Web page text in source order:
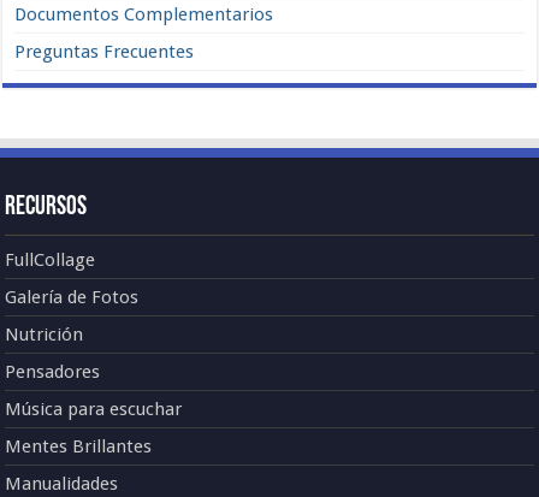
Documentos Complementarios
Preguntas Frecuentes
Recursos
FullCollage
Galería de Fotos
Nutrición
Pensadores
Música para escuchar
Mentes Brillantes
Manualidades